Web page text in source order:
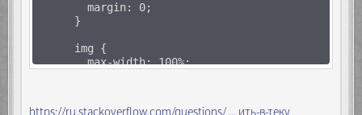
margin: 0;
}
img {
max-width: 100%;
https://ru.stackoverflow.com/questions/ ... ить-в-теку